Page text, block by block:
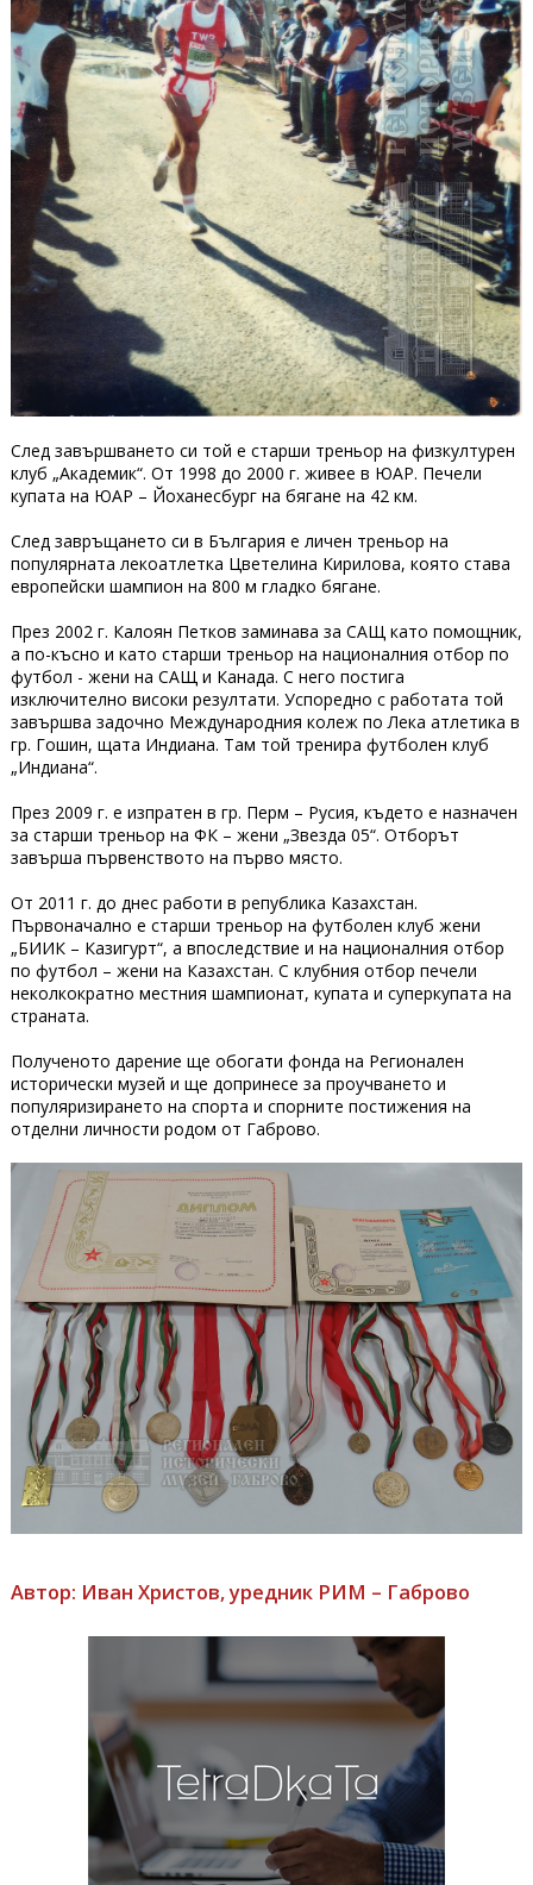
След завършването си той е старши треньор на физкултурен
клуб „Академик“. От 1998 до 2000 г. живее в ЮАР. Печели
купата на ЮАР – Йоханесбург на бягане на 42 км.
След завръщането си в България е личен треньор на
популярната лекоатлетка Цветелина Кирилова, която става
европейски шампион на 800 м гладко бягане.
През 2002 г. Калоян Петков заминава за САЩ като помощник,
а по-късно и като старши треньор на националния отбор по
футбол - жени на САЩ и Канада. С него постига
изключително високи резултати. Успоредно с работата той
завършва задочно Международния колеж по Лека атлетика в
гр. Гошин, щата Индиана. Там той тренира футболен клуб
„Индиана“.
През 2009 г. е изпратен в гр. Перм – Русия, където е назначен
за старши треньор на ФК – жени „Звезда 05“. Отборът
завърша първенството на първо място.
От 2011 г. до днес работи в република Казахстан.
Първоначално е старши треньор на футболен клуб жени
„БИИК – Казигурт“, а впоследствие и на националния отбор
по футбол – жени на Казахстан. С клубния отбор печели
неколкократно местния шампионат, купата и суперкупата на
страната.
Полученото дарение ще обогати фонда на Регионален
исторически музей и ще допринесе за проучването и
популяризирането на спорта и спорните постижения на
отделни личности родом от Габрово.
Автор: Иван Христов, уредник РИМ – Габрово